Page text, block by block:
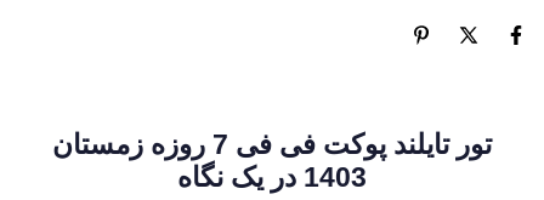
تور تایلند پوکت فی فی 7 روزه زمستان
1403 در یک نگاه